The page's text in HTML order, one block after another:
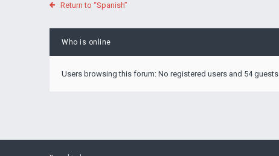
Return to “Spanish”
Who is online
Users browsing this forum: No registered users and 54 guests